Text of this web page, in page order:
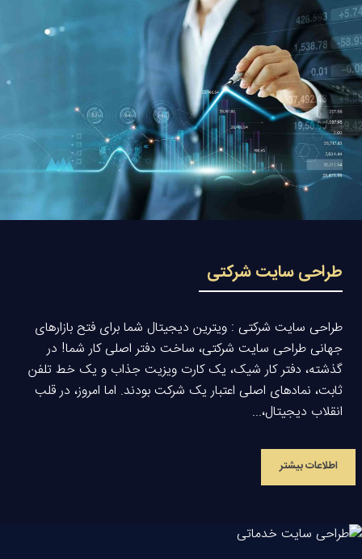
طراحی سایت شرکتی
طراحی سایت شرکتی : ویترین دیجیتال شما برای فتح بازارهای
جهانی طراحی سایت شرکتی، ساخت دفتر اصلی کار شما! در
گذشته، دفتر کار شیک، یک کارت ویزیت جذاب و یک خط تلفن
ثابت، نمادهای اصلی اعتبار یک شرکت بودند. اما امروز، در قلب
انقلاب دیجیتال،...
اطلاعات بیشتر